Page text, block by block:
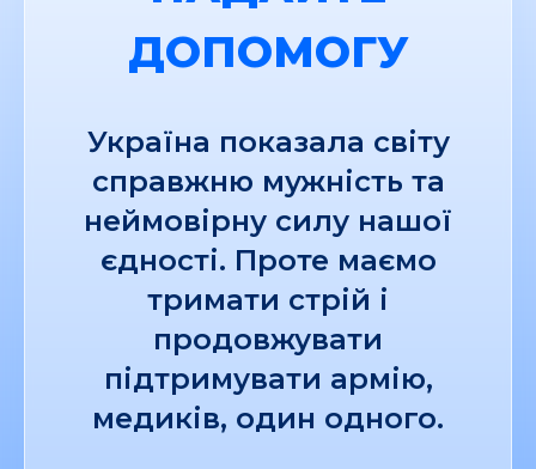
ДОПОМОГУ
Україна показала світу
справжню мужність та
неймовірну силу нашої
єдності. Проте маємо
тримати стрій і
продовжувати
підтримувати армію,
медиків, один одного.